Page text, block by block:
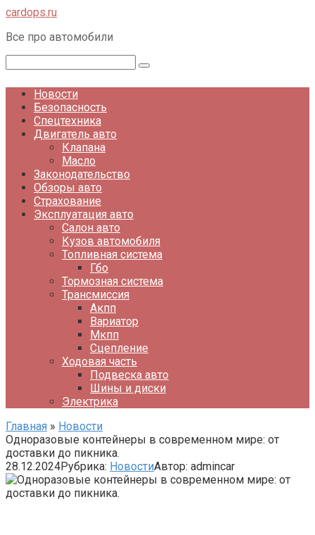
Перейти
контенту
cardops.ru
Все про автомобили
Новости
Безопасность
Спецтехника
Двигатель авто
Клапана
Масло
Законодательство
Обзоры авто
Страхование
Эксплуатация авто
Салон авто
Кузов автомобиля
Топливная система
Гбо
Тормозная система
Трансмиссия
Акпп
Вариатор
Мкпп
Сцепление
Ходовая часть
Подвеска авто
Шины и диски
Электрика
Главная » Новости
Одноразовые контейнеры в современном мире: от
доставки до пикника.
28.12.2024Рубрика: НовостиАвтор: admincar